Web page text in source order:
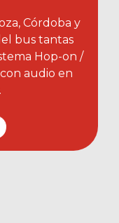
Córdoba y
bus tantas
Hop-on /
audio en